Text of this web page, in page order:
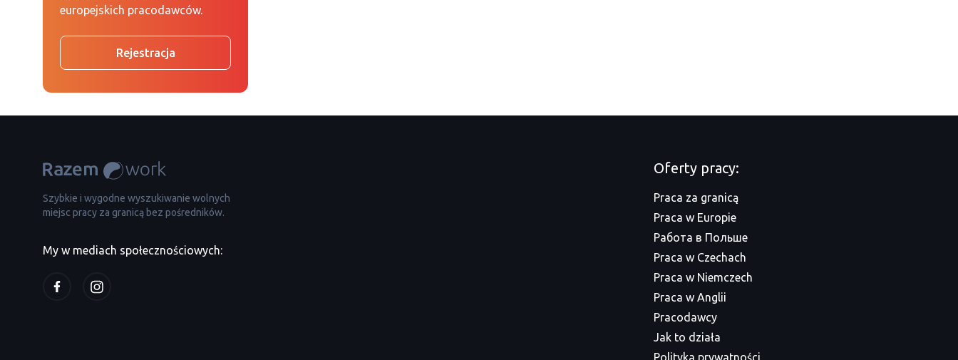
europejskich pracodawców.
Rejestracja
Szybkie i wygodne wyszukiwanie wolnych
miejsc pracy za granicą bez pośredników.
My w mediach społecznościowych:
Oferty pracy:
Praca za granicą
Praca w Europie
Работа в Польше
Praca w Czechach
Praca w Niemczech
Praca w Anglii
Pracodawcy
Jak to działa
Polityka prywatności